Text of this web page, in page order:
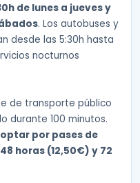
de lunes a jueves y
. Los autobuses y
desde las 5:30h hasta
nocturnos
de transporte público
durante 100 minutos.
por pases de
horas (12,50€) y 72